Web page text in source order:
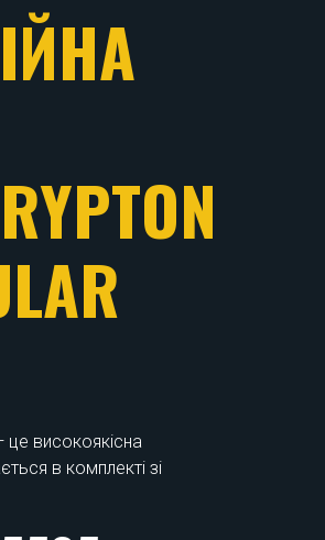
2 LRF
тепловізійний
які потребують